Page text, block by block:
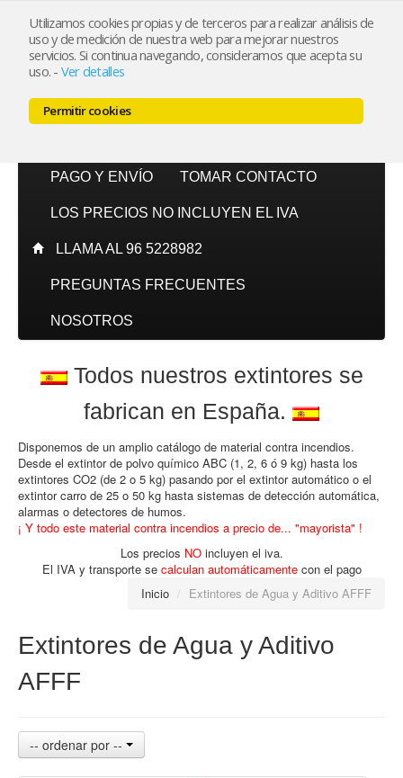
Utilizamos cookies propias y de terceros para realizar análisis de
uso y de medición de nuestra web para mejorar nuestros
servicios. Si continua navegando, consideramos que acepta su
uso. - Ver detalles
Permitir cookies
Mi cuenta
PAGO Y ENVÍO TOMAR CONTACTO
LOS PRECIOS NO INCLUYEN EL IVA
LLAMA AL 96 5228982
PREGUNTAS FRECUENTES
NOSOTROS
Todos nuestros extintores se
fabrican en España.
Disponemos de un amplio catálogo de material contra incendios.
Desde el extintor de polvo químico ABC (1, 2, 6 ó 9 kg) hasta los
extintores CO2 (de 2 o 5 kg) pasando por el extintor automático o el
extintor carro de 25 o 50 kg hasta sistemas de detección automática,
alarmas o detectores de humos.
¡ Y todo este material contra incendios a precio de... "mayorista" !
Los precios NOincluyen el iva.
El IVA y transporte se calculan automáticamentecon el pago
Inicio / Extintores de Agua y Aditivo AFFF
Extintores de Agua y Aditivo
AFFF
-- ordenar por --